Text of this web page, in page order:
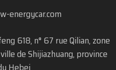
energycar.com
618, n° 67 rue Qilian, zone
de Shijiazhuang, province